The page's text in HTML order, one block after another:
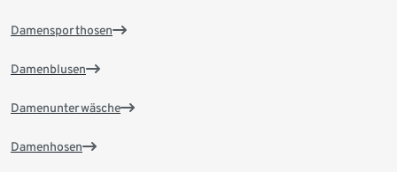
Damensporthosen
Damenblusen
Damenunterwäsche
Damenhosen